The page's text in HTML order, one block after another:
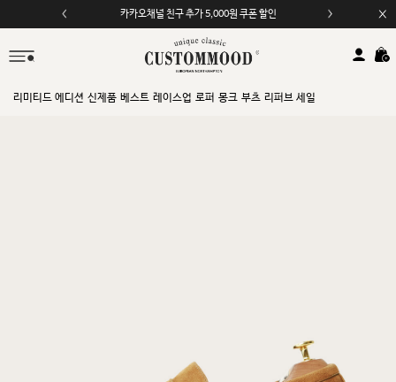
카카오채널 친구 추가 5,000원 쿠폰 할인
리미티드 에디션 신제품 베스트 레이스업 로퍼 몽크 부츠 리퍼브 세일